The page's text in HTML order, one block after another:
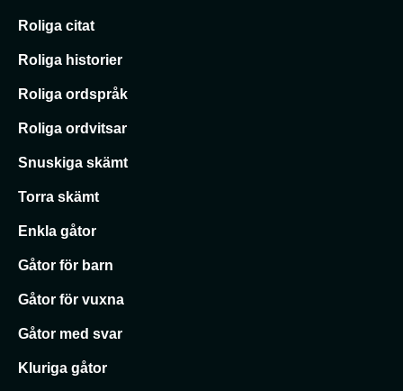
Roliga citat
Roliga historier
Roliga ordspråk
Roliga ordvitsar
Snuskiga skämt
Torra skämt
Enkla gåtor
Gåtor för barn
Gåtor för vuxna
Gåtor med svar
Kluriga gåtor